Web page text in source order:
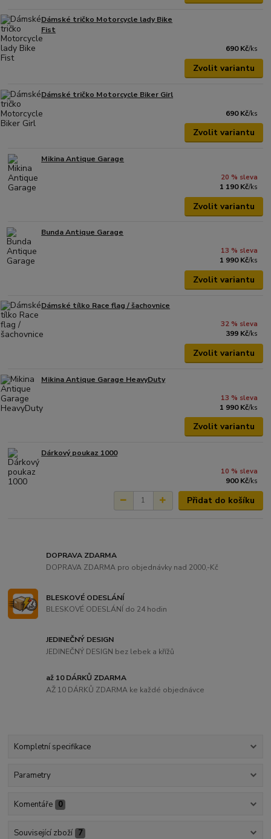
Dámské tričko Motorcycle lady Bike
Fist
690 Kč/ks
Zvolit variantu
Dámské tričko Motorcycle Biker Girl
690 Kč/ks
Zvolit variantu
Mikina Antique Garage
20 % sleva
1 190 Kč/ks
Zvolit variantu
Bunda Antique Garage
13 % sleva
1 990 Kč/ks
Zvolit variantu
Dámské tílko Race flag / šachovnice
32 % sleva
399 Kč/ks
Zvolit variantu
Mikina Antique Garage HeavyDuty
13 % sleva
1 990 Kč/ks
Zvolit variantu
Dárkový poukaz 1000
10 % sleva
900 Kč/ks
Přidat do košíku
DOPRAVA ZDARMA
DOPRAVA ZDARMA pro objednávky nad 2000,-Kč
BLESKOVÉ ODESLÁNÍ
BLESKOVÉ ODESLÁNÍ do 24 hodin
JEDINEČNÝ DESIGN
JEDINEČNÝ DESIGN bez lebek a křížů
až 10 DÁRKŮ ZDARMA
AŽ 10 DÁRKŮ ZDARMA ke každé objednávce
Kompletní specifikace
Parametry
Komentáře 0
Související zboží 7